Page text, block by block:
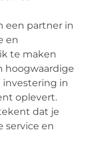
een partner in
en
te maken
hoogwaardige
investering in
oplevert.
dat je
service en